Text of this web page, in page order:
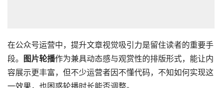
在公众号运营中，提升文章视觉吸引力是留住读者的重要手
段。
图片轮播作为兼具动态感与观赏性的排版形式，能让内
容展示更丰富，但不少运营者因不懂代码，不知如何实现这